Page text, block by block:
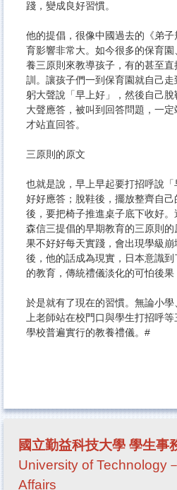
踐，變成良好習慣。
他的提倡，很像中國過去的《弟
育影響非常大。如今很多的保育
養三原則來教導孩子，有的甚至
訓。讓孩子們一到保育園就自己
躬大聲說「早上好」，然後自己脫
大聲應答，被叫到回答問題，一定
才站直回答。
三原則的原文
也就是說，早上早起要打招呼說「
好好應答；脫鞋後，擺放整齊自
後，要把椅子推進桌子底下收好
森信三提倡的早期教育的三原則
果不好好每天實踐，會出現學級
後，他的話成為現實，日本意識
的教育，傳統禮儀淡化的可怕後果
於是就有了現在的習慣。無論小
上老師站在校門口與學生打招呼
學校普遍實行的教養禮儀。#
國立勤益科技大學 學生事
University of Technology
Affairs